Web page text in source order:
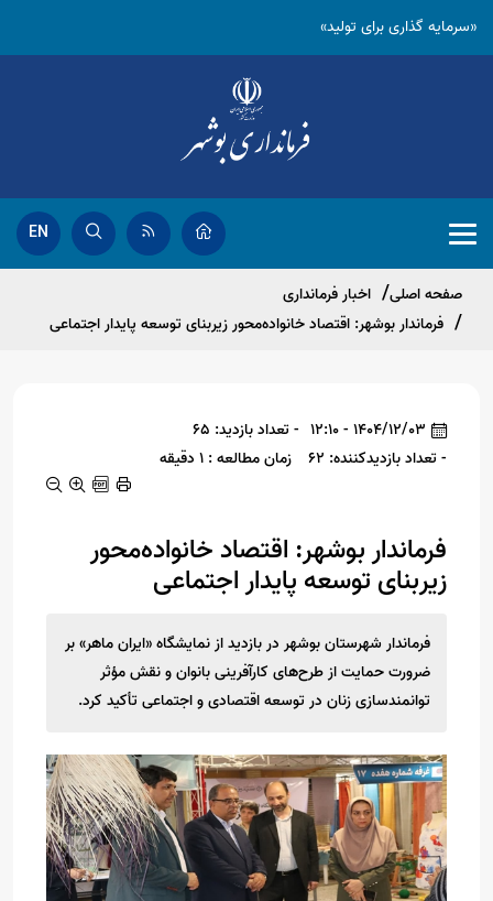
«سرمایه گذاری برای تولید»
EN
صفحه اصلی
اخبار فرمانداری
فرماندار بوشهر: اقتصاد خانواده‌محور زیربنای توسعه پایدار اجتماعی
1404/12/03 - 12:10
- تعداد بازدید: 65
- تعداد بازدیدکننده: 62
زمان مطالعه : 1 دقیقه
فرماندار بوشهر: اقتصاد خانواده‌محور
زیربنای توسعه پایدار اجتماعی
فرماندار شهرستان بوشهر در بازدید از نمایشگاه «ایران ماهر» بر
ضرورت حمایت از طرح‌های کارآفرینی بانوان و نقش مؤثر
توانمندسازی زنان در توسعه اقتصادی و اجتماعی تأکید کرد.